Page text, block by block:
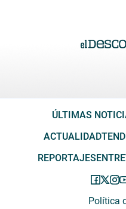
ÚLTIMAS
ACTUALIDAD
REPORTAJES
Política